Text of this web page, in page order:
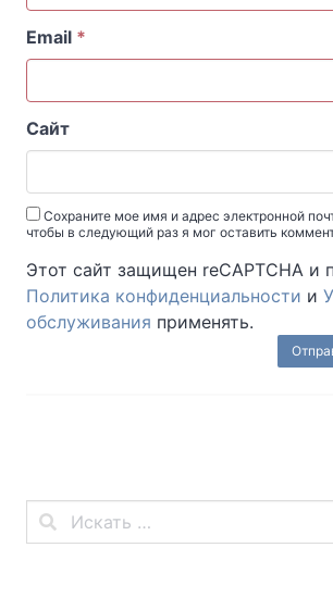
Email *
Сайт
Сохраните мое имя и адрес электронной
чтобы в следующий раз я мог оставить
Этот сайт защищен reCAPTCHA и
Политика конфиденциальности и
обслуживания применять.